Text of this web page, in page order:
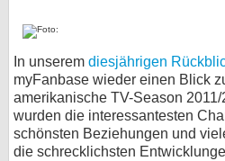
In unserem diesjährigen
myFanbase wieder einen Blick
amerikanische TV-Season
wurden die interessantesten
schönsten Beziehungen und
die schrecklichsten
SERVICE